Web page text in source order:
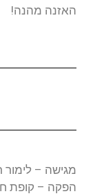
האזנה מהנה!
מגישה – לימור
הפקה – קופת